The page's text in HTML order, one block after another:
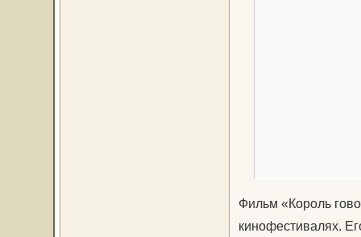
Фильм «Король
кинофестивалях.